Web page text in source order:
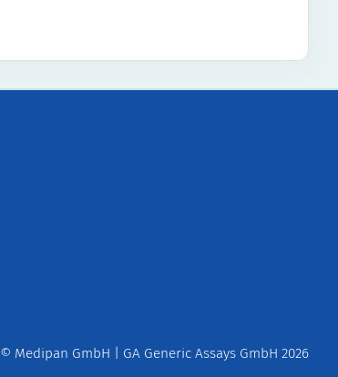
© Medipan GmbH | GA Generic Assays GmbH 2026